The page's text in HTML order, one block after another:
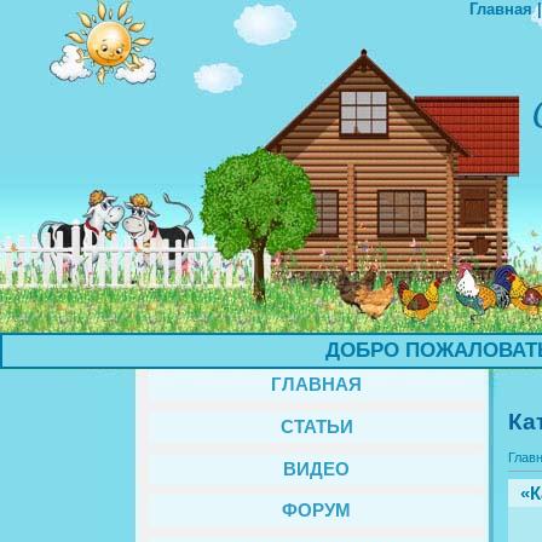
Главная
ДОБРО ПОЖАЛОВАТЬ НА
ГЛАВНАЯ
СТАТЬИ
ВИДЕО
ФОРУМ